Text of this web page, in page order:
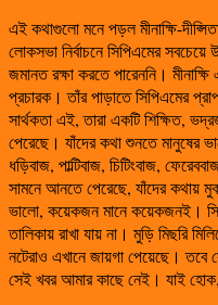
এই কথাগুলো মনে পড়ল মীনাক্ষি-
লোকসভা নির্বাচনে সিপিএমের
জমানত রক্ষা করতে পারেননি।
প্রচারক। তাঁর পাড়াতে সিপিএমের
সার্থকতা এই, তারা একটি শিক্ষিত,
পেরেছে। যাঁদের কথা শুনতে মানুষের
ধড়িবাজ, পাল্টিবাজ, চিটিংবাজ,
সামনে আনতে পেরেছে, যাঁদের কথায়
ভালো, কয়েকজন মানে কয়েকজনই।
তালিকায় রাখা যায় না। মুড়ি মিছরি
নটেরাও এখানে জায়গা পেয়েছে। তবে
সেই খবর আমার কাছে নেই। যাই